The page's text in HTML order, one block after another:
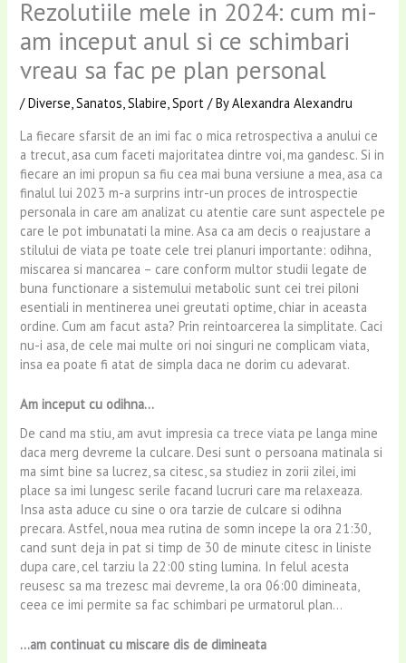
Rezolutiile mele in 2024: cum mi-
am inceput anul si ce schimbari
vreau sa fac pe plan personal
/Diverse,Sanatos,Slabire,Sport / ByAlexandra Alexandru
La fiecare sfarsit de an imi fac o mica retrospectiva a anului ce
a trecut, asa cum faceti majoritatea dintre voi, ma gandesc. Si in
fiecare an imi propun sa fiu cea mai buna versiune a mea, asa ca
finalul lui 2023 m-a surprins intr-un proces de introspectie
personala in care am analizat cu atentie care sunt aspectele pe
care le pot imbunatati la mine. Asa ca am decis o reajustare a
stilului de viata pe toate cele trei planuri importante: odihna,
miscarea si mancarea – care conform multor studii legate de
buna functionare a sistemului metabolic sunt cei trei piloni
esentiali in mentinerea unei greutati optime, chiar in aceasta
ordine. Cum am facut asta? Prin reintoarcerea la simplitate. Caci
nu-i asa, de cele mai multe ori noi singuri ne complicam viata,
insa ea poate fi atat de simpla daca ne dorim cu adevarat.
Am inceput cu odihna…
De cand ma stiu, am avut impresia ca trece viata pe langa mine
daca merg devreme la culcare. Desi sunt o persoana matinala si
ma simt bine sa lucrez, sa citesc, sa studiez in zorii zilei, imi
place sa imi lungesc serile facand lucruri care ma relaxeaza.
Insa asta aduce cu sine o ora tarzie de culcare si odihna
precara. Astfel, noua mea rutina de somn incepe la ora 21:30,
cand sunt deja in pat si timp de 30 de minute citesc in liniste
dupa care, cel tarziu la 22:00 sting lumina. In felul acesta
reusesc sa ma trezesc mai devreme, la ora 06:00 dimineata,
ceea ce imi permite sa fac schimbari pe urmatorul plan…
…am continuat cu miscare dis de dimineata